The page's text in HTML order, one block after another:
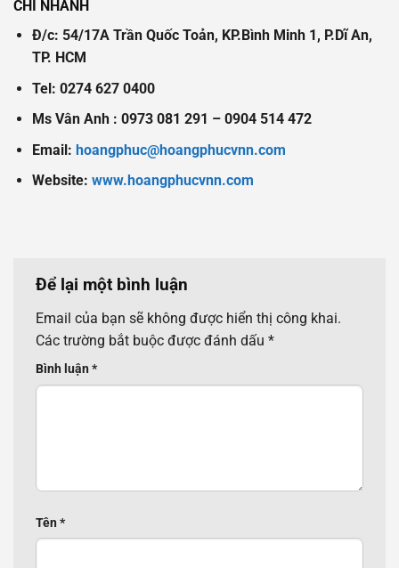
CHI NHÁNH
Đ/c: 54/17A Trần Quốc Toản, KP.Bình Minh 1, P.Dĩ An,
TP. HCM
Tel: 0274 627 0400
Ms Vân Anh : 0973 081 291 – 0904 514 472
Email: hoangphuc@hoangphucvnn.com
Website: www.hoangphucvnn.com
Để lại một bình luận
Email của bạn sẽ không được hiển thị công khai.
Các trường bắt buộc được đánh dấu *
Bình luận *
Tên *